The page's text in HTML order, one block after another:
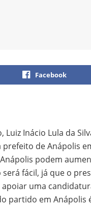
Facebook
Inácio Lula da
de Anápolis
podem
fácil, já que o
uma
partido em Anápolis